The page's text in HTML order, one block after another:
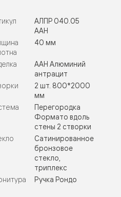
АЛПР 040.05
ААН
40 мм
ААН Алюминий
антрацит
2 шт. 800*2000
мм
Перегородка
Формато вдоль
стены 2 створки
Сатинированное
бронзовое
стекло,
триплекс
Ручка Рондо